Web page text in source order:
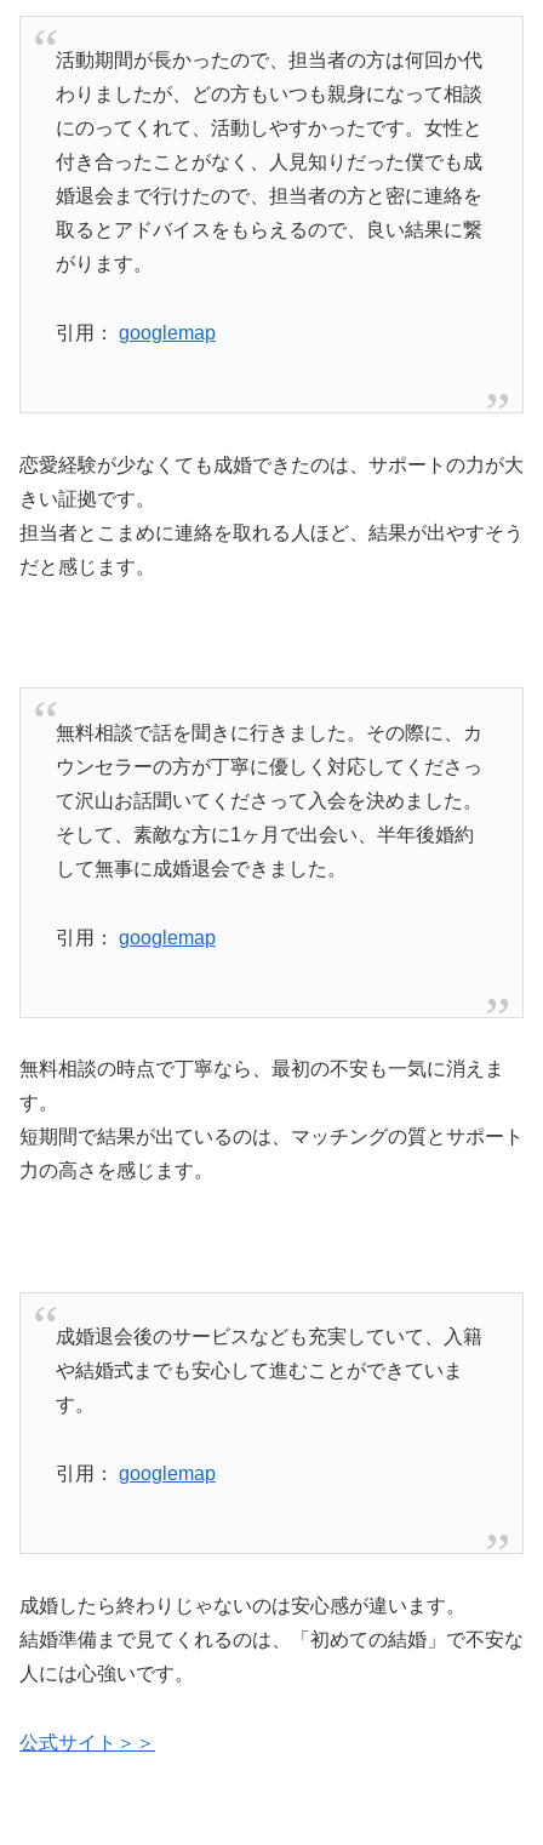
活動期間が長かったので、担当者の方は何回か代
わりましたが、どの方もいつも親身になって相談
にのってくれて、活動しやすかったです。女性と
付き合ったことがなく、人見知りだった僕でも成
婚退会まで行けたので、担当者の方と密に連絡を
取るとアドバイスをもらえるので、良い結果に繋
がります。
引用： googlemap
恋愛経験が少なくても成婚できたのは、サポートの力が大
きい証拠です。
担当者とこまめに連絡を取れる人ほど、結果が出やすそう
だと感じます。
無料相談で話を聞きに行きました。その際に、カ
ウンセラーの方が丁寧に優しく対応してくださっ
て沢山お話聞いてくださって入会を決めました。
そして、素敵な方に1ヶ月で出会い、半年後婚約
して無事に成婚退会できました。
引用： googlemap
無料相談の時点で丁寧なら、最初の不安も一気に消えま
す。
短期間で結果が出ているのは、マッチングの質とサポート
力の高さを感じます。
成婚退会後のサービスなども充実していて、入籍
や結婚式までも安心して進むことができていま
す。
引用： googlemap
成婚したら終わりじゃないのは安心感が違います。
結婚準備まで見てくれるのは、「初めての結婚」で不安な
人には心強いです。
公式サイト＞＞